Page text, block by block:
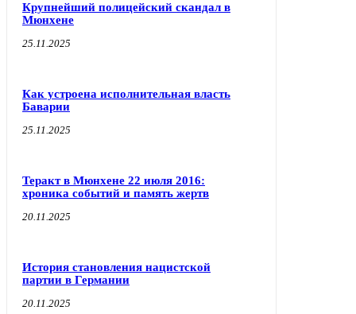
Крупнейший полицейский скандал в
Мюнхене
25.11.2025
Как устроена исполнительная власть
Баварии
25.11.2025
Теракт в Мюнхене 22 июля 2016:
хроника событий и память жертв
20.11.2025
История становления нацистской
партии в Германии
20.11.2025